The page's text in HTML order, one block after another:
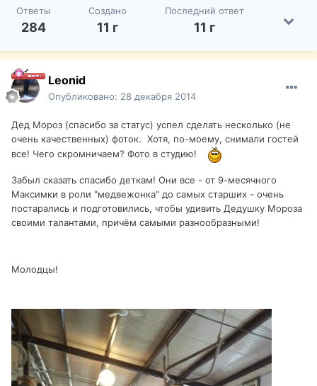
Ответы
284
Создано
11 г
Последний ответ
11 г
Leonid
Опубликовано: 28 декабря 2014
Дед Мороз (спасибо за статус) успел сделать несколько (не
очень качественных) фоток. Хотя, по-моему, снимали гостей
все! Чего скромничаем? Фото в студию!
Забыл сказать спасибо деткам! Они все - от 9-месячного
Максимки в роли "медвежонка" до самых старших - очень
постарались и подготовились, чтобы удивить Дедушку Мороза
своими талантами, причём самыми разнообразными!
Молодцы!